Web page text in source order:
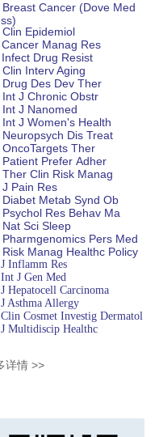
Breast Cancer (Dove Med
Clin Epidemiol
Cancer Manag Res
Infect Drug Resist
Clin Interv Aging
Drug Des Dev Ther
Int J Chronic Obstr
Int J Nanomed
Int J Women's Health
Neuropsych Dis Treat
OncoTargets Ther
Patient Prefer Adher
Ther Clin Risk Manag
J Pain Res
Diabet Metab Synd Ob
Psychol Res Behav Ma
Nat Sci Sleep
Pharmgenomics Pers Med
Risk Manag Healthc Policy
J Inflamm Res
Int J Gen Med
J Hepatocell Carcinoma
J Asthma Allergy
Clin Cosmet Investig Dermatol
J Multidiscip Healthc
详情 >>